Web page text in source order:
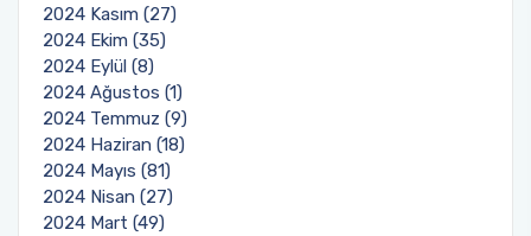
2024 Kasım (27)
2024 Ekim (35)
2024 Eylül (8)
2024 Ağustos (1)
2024 Temmuz (9)
2024 Haziran (18)
2024 Mayıs (81)
2024 Nisan (27)
2024 Mart (49)
Serik İşletme Fakültesi
Spor Bilimleri Fakültesi
Su Ürünleri Fakültesi
Tıp Fakültesi